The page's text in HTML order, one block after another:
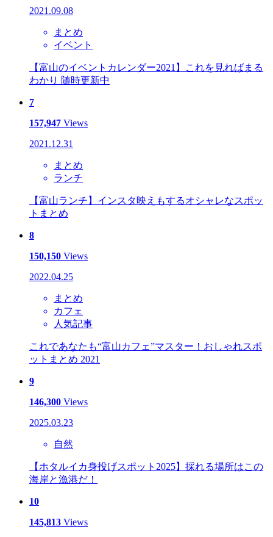
2021.09.08
まとめ
イベント
【富山のイベントカレンダー2021】これを見ればまる
わかり 随時更新中
7
157,947 Views
2021.12.31
まとめ
ランチ
【富山ランチ】インスタ映えもするオシャレなスポッ
トまとめ
8
150,150 Views
2022.04.25
まとめ
カフェ
人気記事
これであなたも“富山カフェ”マスター！おしゃれスポ
ットまとめ 2021
9
146,300 Views
2025.03.23
自然
【ホタルイカ身投げスポット2025】採れる場所はこの
海岸と漁港だ！
10
145,813 Views